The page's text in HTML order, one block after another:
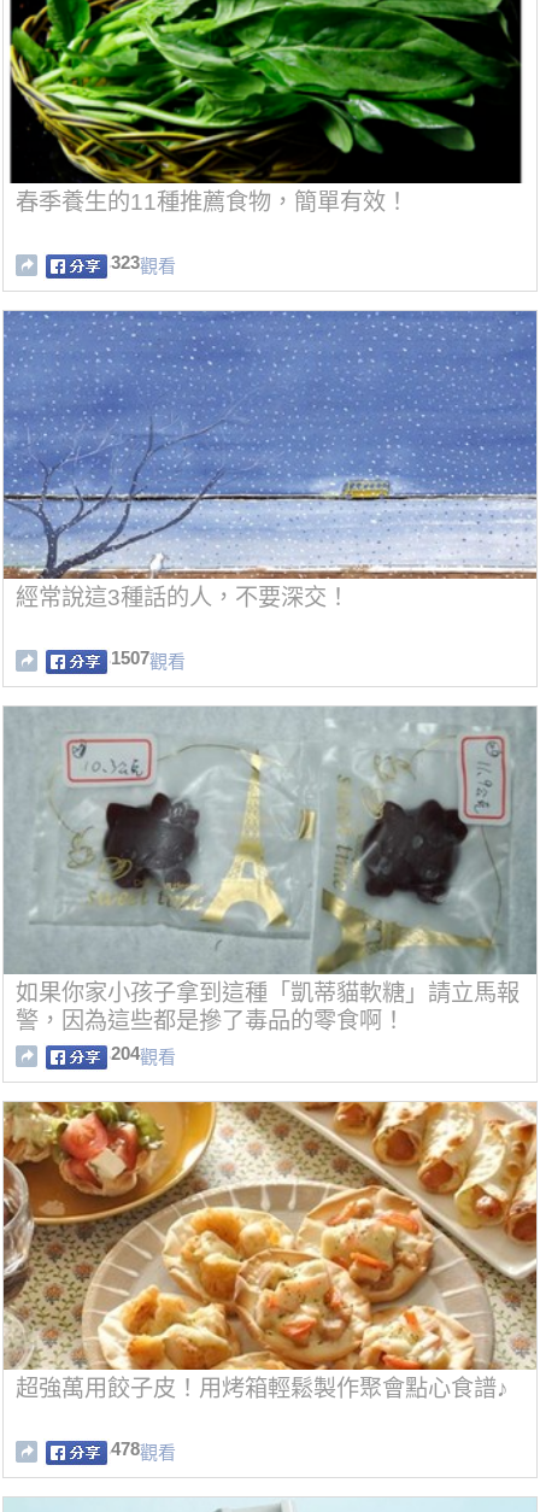
春季養生的11種推薦食物，簡單有效！
323觀看
經常說這3種話的人，不要深交！
1507觀看
如果你家小孩子拿到這種「凱蒂貓軟糖」請立馬報
警，因為這些都是摻了毒品的零食啊！
204觀看
超強萬用餃子皮！用烤箱輕鬆製作聚會點心食譜♪
478觀看